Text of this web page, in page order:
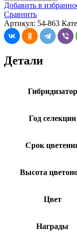
Добавить в
Сравнить
Артикул: 54-863
Детали
Гибридизатор
Год селекции
Срок
Высота
Цвет
Награды